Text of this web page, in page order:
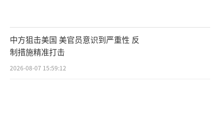
中方狙击美国 美官员意识到严重性 反
制措施精准打击
2026-08-07 15:59:12